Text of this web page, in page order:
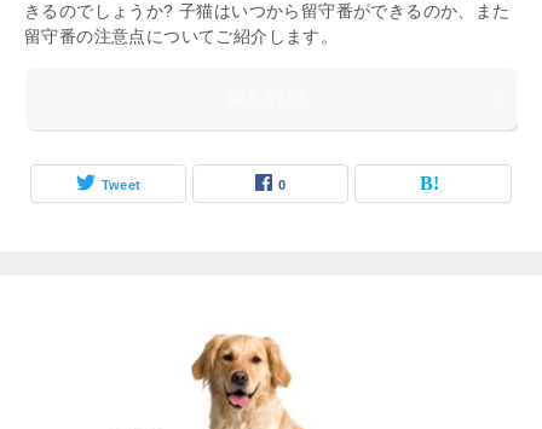
きるのでしょうか? 子猫はいつから留守番ができるのか、また
留守番の注意点についてご紹介します。
Tweet 0